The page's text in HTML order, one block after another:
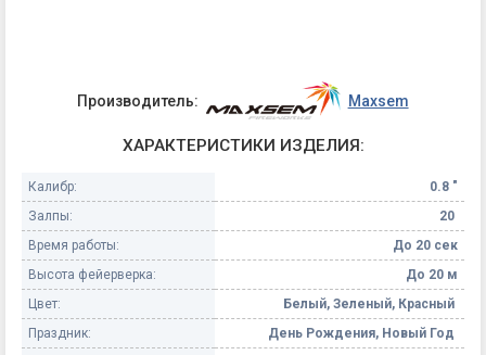
Производитель: Maxsem
ХАРАКТЕРИСТИКИ ИЗДЕЛИЯ:
Калибр:
0.8 "
Залпы:
20
Время работы:
До 20 сек
Высота фейерверка:
До 20 м
Цвет:
Белый, Зеленый, Красный
Праздник:
День Рождения, Новый Год